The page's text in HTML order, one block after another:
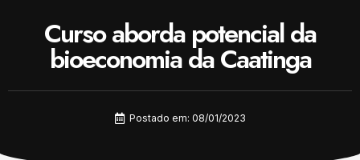
Curso aborda potencial da
bioeconomia da Caatinga
Postado em: 08/01/2023